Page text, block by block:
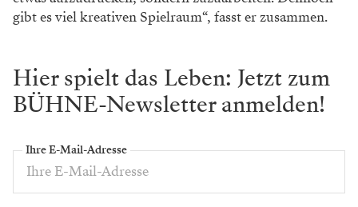
gibt es viel kreativen Spielraum“, fasst er zusammen.
Hier spielt das Leben: Jetzt zum
BÜHNE-Newsletter anmelden!
Ihre E-Mail-Adresse